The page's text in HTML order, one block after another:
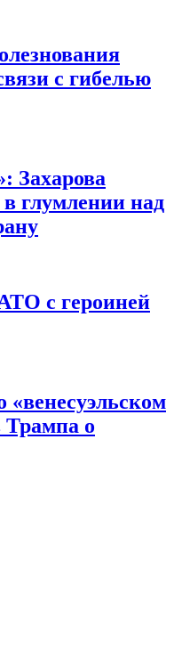
с гибелью
Захарова
глумлении над
с героиней
«венесуэльском
Трампа о